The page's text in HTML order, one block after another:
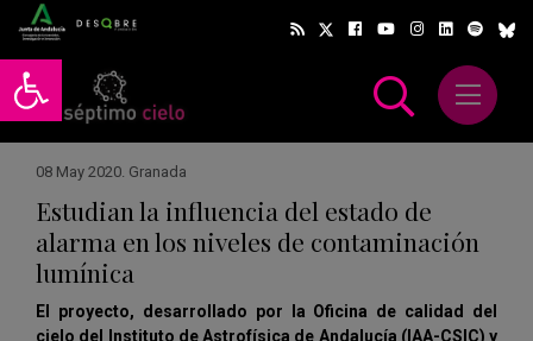
Abrir barra de herramientas
Abrir
08 May 2020. Granada
Estudian la influencia del estado de
alarma en los niveles de contaminación
lumínica
El proyecto, desarrollado por la Oficina de calidad del
cielo del Instituto de Astrofísica de Andalucía (IAA-CSIC) y